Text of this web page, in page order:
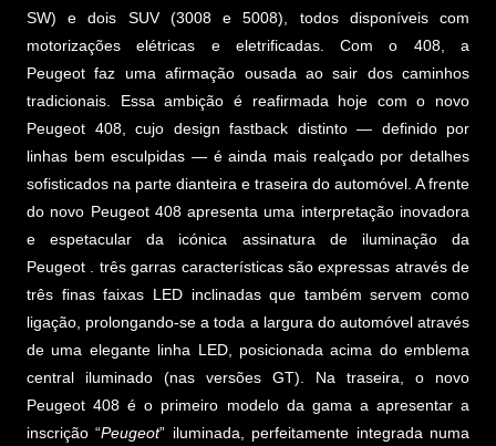
SW) e dois SUV (3008 e 5008), todos disponíveis com
motorizações elétricas e eletrificadas. Com o 408, a
Peugeot faz uma afirmação ousada ao sair dos caminhos
tradicionais. Essa ambição é reafirmada hoje com o novo
Peugeot 408, cujo design fastback distinto — definido por
linhas bem esculpidas — é ainda mais realçado por detalhes
sofisticados na parte dianteira e traseira do automóvel. A frente
do novo Peugeot 408 apresenta uma interpretação inovadora
e espetacular da icónica assinatura de iluminação da
Peugeot . três garras características são expressas através de
três finas faixas LED inclinadas que também servem como
ligação, prolongando-se a toda a largura do automóvel através
de uma elegante linha LED, posicionada acima do emblema
central iluminado (nas versões GT). Na traseira, o novo
Peugeot 408 é o primeiro modelo da gama a apresentar a
inscrição “Peugeot” iluminada, perfeitamente integrada numa